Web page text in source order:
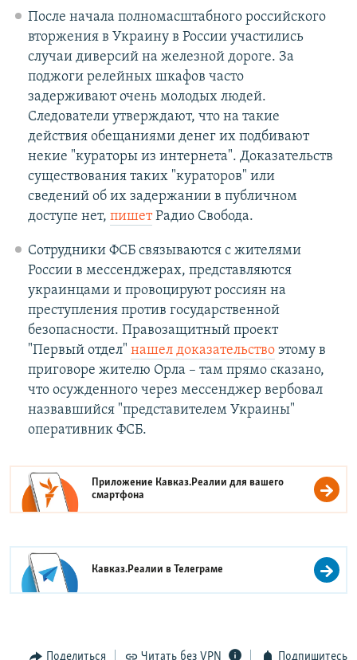
После начала полномасштабного российского
вторжения в Украину в России участились
случаи диверсий на железной дороге. За
поджоги релейных шкафов часто
задерживают очень молодых людей.
Следователи утверждают, что на такие
действия обещаниями денег их подбивают
некие "кураторы из интернета". Доказательств
существования таких "кураторов" или
сведений об их задержании в публичном
доступе нет, пишетРадио Свобода.
Сотрудники ФСБ связываются с жителями
России в мессенджерах, представляются
украинцами и провоцируют россиян на
преступления против государственной
безопасности. Правозащитный проект
"Первый отдел" нашел доказательствоэтому в
приговоре жителю Орла – там прямо сказано,
что осужденного через мессенджер вербовал
назвавшийся "представителем Украины"
оперативник ФСБ.
Приложение Кавказ.Реалии для вашего
смартфона
Кавказ.Реалии вТелеграме
Поделиться Читать без VPN Подпишитесь